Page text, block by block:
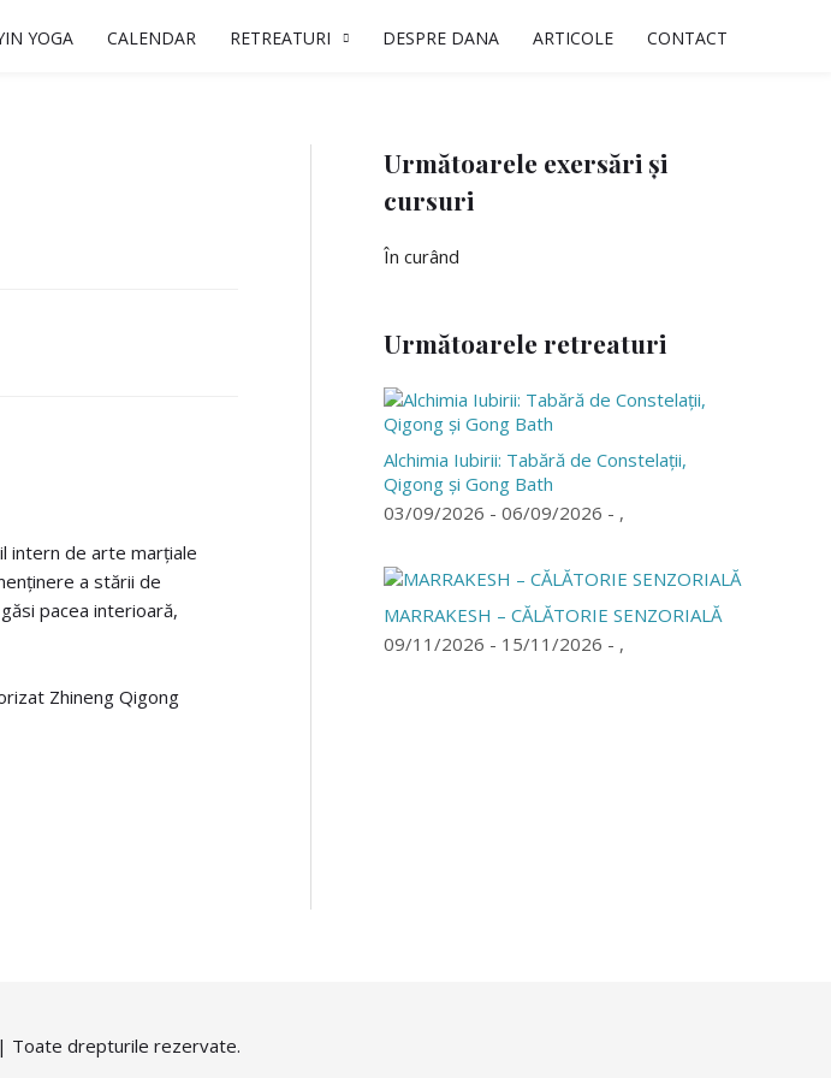
YOGA CALENDAR RETREATURI DESPRE DANA ARTICOLE CONTACT
intern de arte marțiale
a stării de
pacea interioară,
Zhineng Qigong
Următoarele exersări și
cursuri
În curând
Următoarele retreaturi
Alchimia Iubirii: Tabără de Constelații,
Qigong și Gong Bath
03/09/2026 - 06/09/2026 - ,
MARRAKESH – CĂLĂTORIE SENZORIALĂ
09/11/2026 - 15/11/2026 - ,
| Toate drepturile rezervate.